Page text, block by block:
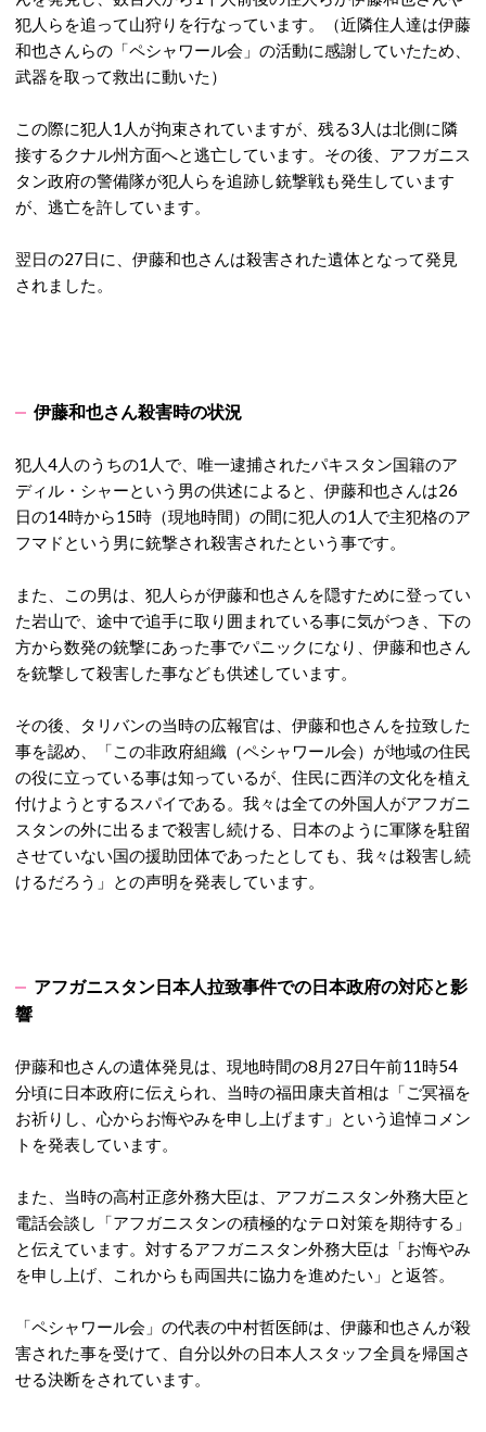
犯人らを追って山狩りを行なっています。（近隣住人達は伊藤
和也さんらの「ペシャワール会」の活動に感謝していたため、
武器を取って救出に動いた）
この際に犯人1人が拘束されていますが、残る3人は北側に隣
接するクナル州方面へと逃亡しています。その後、アフガニス
タン政府の警備隊が犯人らを追跡し銃撃戦も発生しています
が、逃亡を許しています。
翌日の27日に、伊藤和也さんは殺害された遺体となって発見
されました。
伊藤和也さん殺害時の状況
犯人4人のうちの1人で、唯一逮捕されたパキスタン国籍のア
ディル・シャーという男の供述によると、伊藤和也さんは26
日の14時から15時（現地時間）の間に犯人の1人で主犯格のア
フマドという男に銃撃され殺害されたという事です。
また、この男は、犯人らが伊藤和也さんを隠すために登ってい
た岩山で、途中で追手に取り囲まれている事に気がつき、下の
方から数発の銃撃にあった事でパニックになり、伊藤和也さん
を銃撃して殺害した事なども供述しています。
その後、タリバンの当時の広報官は、伊藤和也さんを拉致した
事を認め、「この非政府組織（ペシャワール会）が地域の住民
の役に立っている事は知っているが、住民に西洋の文化を植え
付けようとするスパイである。我々は全ての外国人がアフガニ
スタンの外に出るまで殺害し続ける、日本のように軍隊を駐留
させていない国の援助団体であったとしても、我々は殺害し続
けるだろう」との声明を発表しています。
アフガニスタン日本人拉致事件での日本政府の対応と影
響
伊藤和也さんの遺体発見は、現地時間の8月27日午前11時54
分頃に日本政府に伝えられ、当時の福田康夫首相は「ご冥福を
お祈りし、心からお悔やみを申し上げます」という追悼コメン
トを発表しています。
また、当時の高村正彦外務大臣は、アフガニスタン外務大臣と
電話会談し「アフガニスタンの積極的なテロ対策を期待する」
と伝えています。対するアフガニスタン外務大臣は「お悔やみ
を申し上げ、これからも両国共に協力を進めたい」と返答。
「ペシャワール会」の代表の中村哲医師は、伊藤和也さんが殺
害された事を受けて、自分以外の日本人スタッフ全員を帰国さ
せる決断をされています。